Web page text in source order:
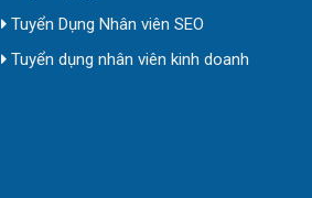
Tuyển Dụng Nhân viên SEO
Tuyển dụng nhân viên kinh doanh